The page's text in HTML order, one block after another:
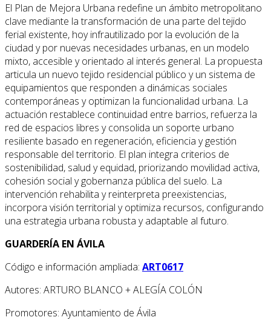
El Plan de Mejora Urbana redefine un ámbito metropolitano
clave mediante la transformación de una parte del tejido
ferial existente, hoy infrautilizado por la evolución de la
ciudad y por nuevas necesidades urbanas, en un modelo
mixto, accesible y orientado al interés general. La propuesta
articula un nuevo tejido residencial público y un sistema de
equipamientos que responden a dinámicas sociales
contemporáneas y optimizan la funcionalidad urbana. La
actuación restablece continuidad entre barrios, refuerza la
red de espacios libres y consolida un soporte urbano
resiliente basado en regeneración, eficiencia y gestión
responsable del territorio. El plan integra criterios de
sostenibilidad, salud y equidad, priorizando movilidad activa,
cohesión social y gobernanza pública del suelo. La
intervención rehabilita y reinterpreta preexistencias,
incorpora visión territorial y optimiza recursos, configurando
una estrategia urbana robusta y adaptable al futuro.
GUARDERÍA EN ÁVILA
Código e información ampliada: ART0617
Autores: ARTURO BLANCO + ALEGÍA COLÓN
Promotores: Ayuntamiento de Ávila